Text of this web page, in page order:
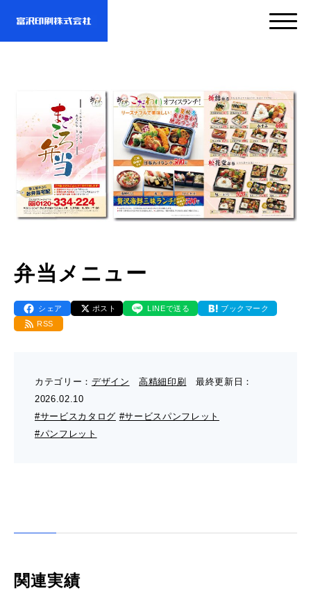
- サービスTOP
- 映像・動画制作
- デザイン
- 販促グッズ
- 高精細印刷
企業情報
- 企業情報TOP
- 会社概要
- 設備一覧・沿革
- アクセス
- CSR活動
実績紹介
- ぎぞらーず
- デザイン
- お問い合わせTOP
- 工場見学のお問い合わせ
- 採用お問い合わせ
- ぎぞらーず資料請求
わたしたちについて
採用情報
弁当メニュー
シェア ポスト LINEで送る
ブックマーク
RSS
カテゴリー： デザイン 高精細印刷
最終更新日：
2026.02.10
#サービスカタログ #サービスパンフレット
#パンフレット
関連実績